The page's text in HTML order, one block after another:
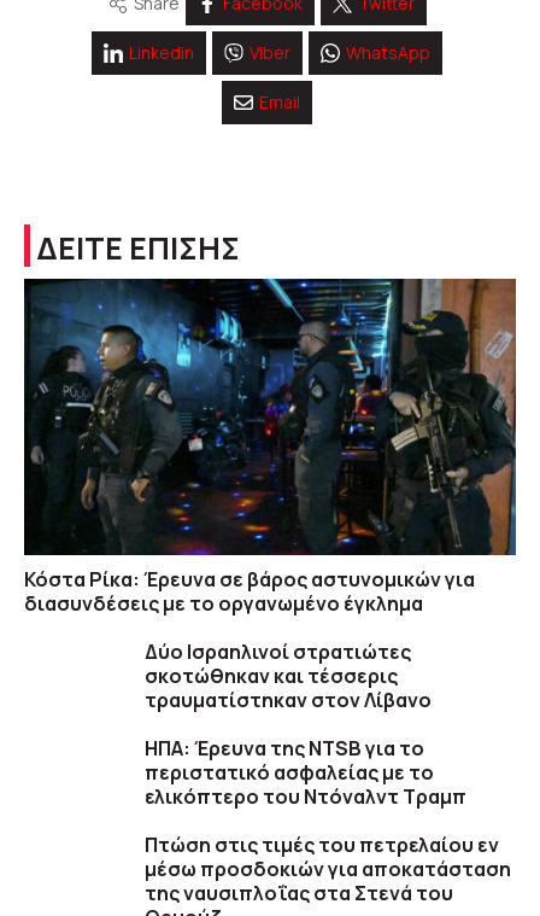
Linkedin Viber WhatsApp
Email
ΔΕΙΤΕ ΕΠΙΣΗΣ
Κόστα Ρίκα: Έρευνα σε βάρος αστυνομικών για
διασυνδέσεις με το οργανωμένο έγκλημα
Δύο Ισραηλινοί στρατιώτες
σκοτώθηκαν και τέσσερις
τραυματίστηκαν στον Λίβανο
ΗΠΑ: Έρευνα της NTSB για το
περιστατικό ασφαλείας με το
ελικόπτερο του Ντόναλντ Τραμπ
Πτώση στις τιμές του πετρελαίου εν
μέσω προσδοκιών για αποκατάσταση
της ναυσιπλοΐας στα Στενά του